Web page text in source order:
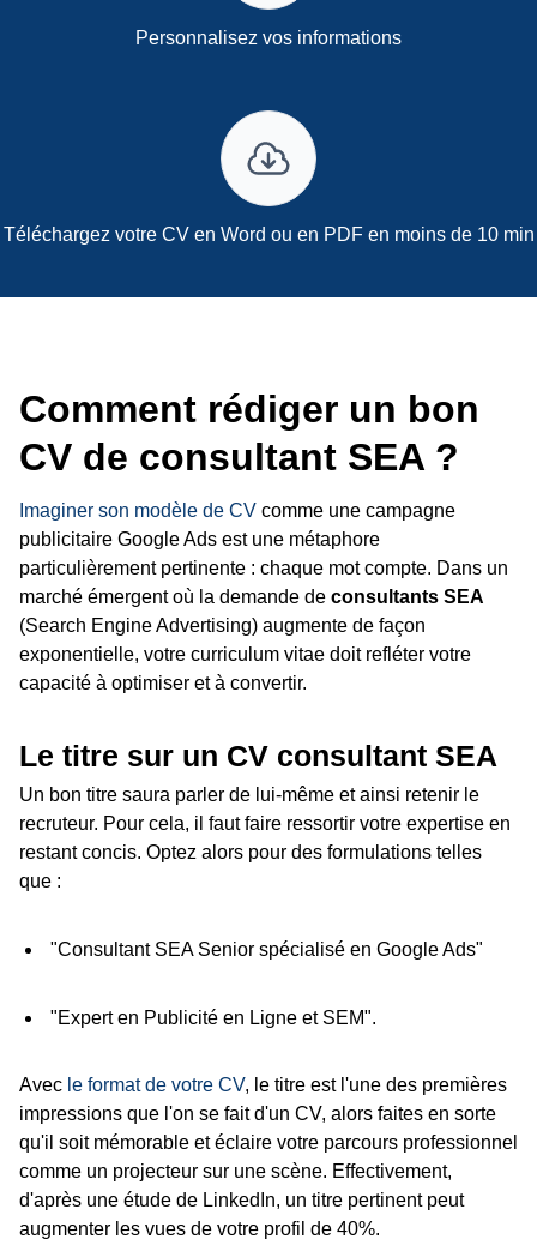
Personnalisez vos informations
Téléchargez votre CV en Word ou en PDF en moins de 10 min
Comment rédiger un bon
CV de consultant SEA ?
Imaginer son modèle de CV comme une campagne
publicitaire Google Ads est une métaphore
particulièrement pertinente : chaque mot compte. Dans un
marché émergent où la demande de consultants SEA
(Search Engine Advertising) augmente de façon
exponentielle, votre curriculum vitae doit refléter votre
capacité à optimiser et à convertir.
Le titre sur un CV consultant SEA
Un bon titre saura parler de lui-même et ainsi retenir le
recruteur. Pour cela, il faut faire ressortir votre expertise en
restant concis. Optez alors pour des formulations telles
que :
"Consultant SEA Senior spécialisé en Google Ads"
"Expert en Publicité en Ligne et SEM".
Avec le format de votre CV, le titre est l'une des premières
impressions que l'on se fait d'un CV, alors faites en sorte
qu'il soit mémorable et éclaire votre parcours professionnel
comme un projecteur sur une scène. Effectivement,
d'après une étude de LinkedIn, un titre pertinent peut
augmenter les vues de votre profil de 40%.